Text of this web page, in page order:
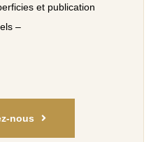
et publication
–
nous